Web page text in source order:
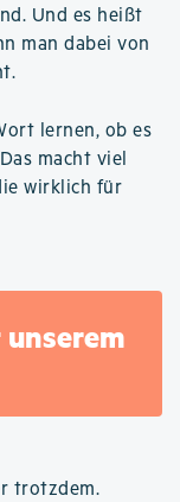
Und es heißt
man dabei von
lernen, ob es
macht viel
wirklich für
trotzdem.